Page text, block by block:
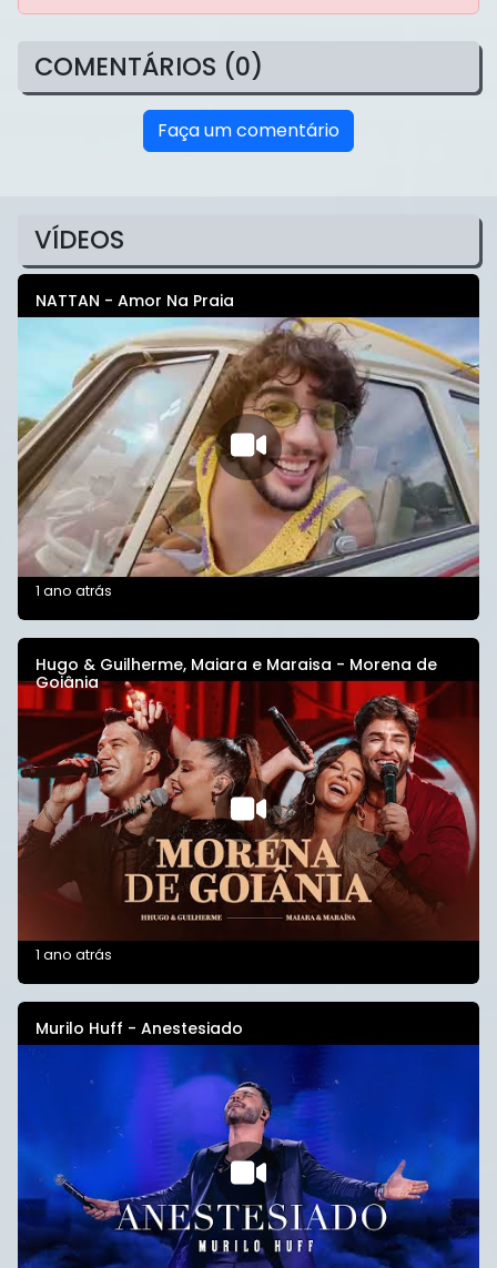
COMENTÁRIOS (0)
Faça um comentário
VÍDEOS
NATTAN - Amor Na Praia
1 ano atrás
Hugo & Guilherme, Maiara e Maraisa - Morena de
Goiânia
1 ano atrás
Murilo Huff - Anestesiado